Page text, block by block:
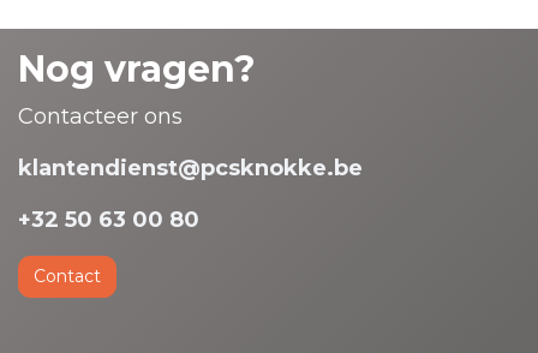
Nog vragen?
Contacteer ons
klantendienst@pcsknokke.be
+32 50 63 00 80
Contact